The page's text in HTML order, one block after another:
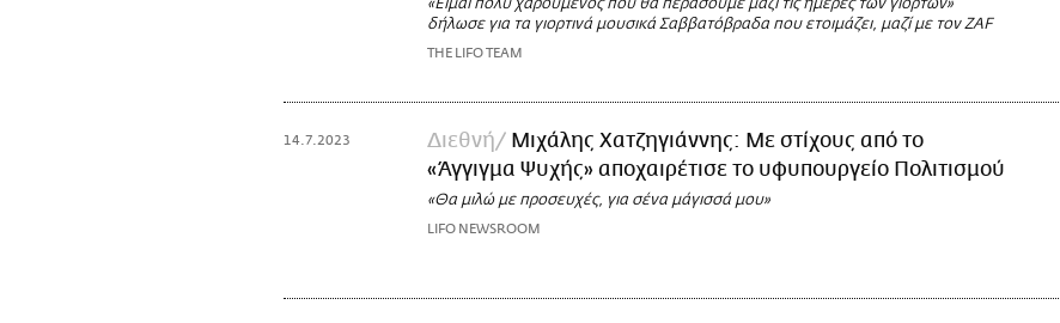
«Είμαι πολύ χαρούμενος που θα περάσουμε μαζί τις ημέρες των γιορτών»
δήλωσε για τα γιορτινά μουσικά Σαββατόβραδα που ετοιμάζει, μαζί με τον ZAF
THE LIFO TEAM
14.7.2023 Διεθνή
Μιχάλης Χατζηγιάννης: Με στίχους από το
«Άγγιγμα Ψυχής» αποχαιρέτισε το υφυπουργείο Πολιτισμού
«Θα μιλώ με προσευχές, για σένα μάγισσά μου»
LIFO NEWSROOM